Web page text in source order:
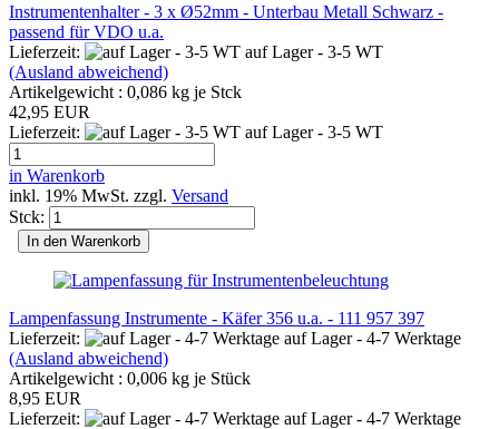
Instrumentenhalter - 3 x Ø52mm - Unterbau Metall Schwarz -
passend für VDO u.a.
Lieferzeit:
auf Lager - 3-5 WT
(Ausland abweichend)
Artikelgewicht : 0,086 kg je Stck
42,95 EUR
Lieferzeit:
auf Lager - 3-5 WT
in Warenkorb
inkl. 19% MwSt. zzgl. Versand
Stck:
In den Warenkorb
Lampenfassung Instrumente - Käfer 356 u.a. - 111 957 397
Lieferzeit:
auf Lager - 4-7 Werktage
(Ausland abweichend)
Artikelgewicht : 0,006 kg je Stück
8,95 EUR
Lieferzeit:
auf Lager - 4-7 Werktage